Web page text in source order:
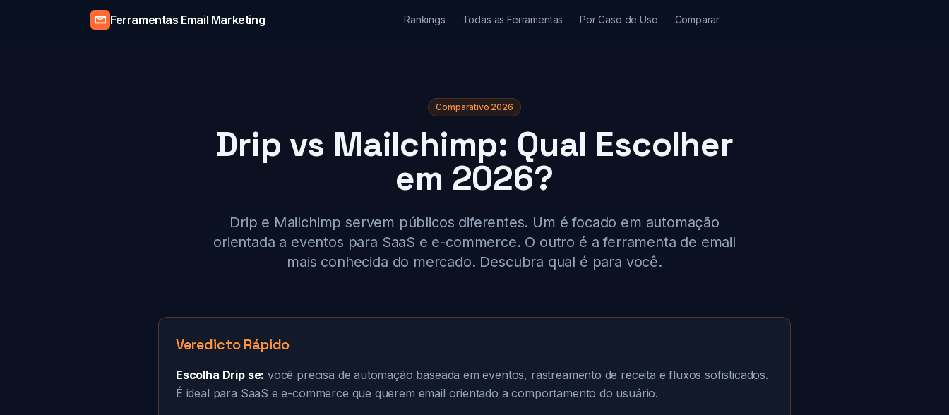
Ferramentas Email Marketing Rankings Todas as Ferramentas Por Caso de Uso Comparar
Comparativo 2026
Drip vs Mailchimp: Qual Escolher
em 2026?
Drip e Mailchimp servem públicos diferentes. Um é focado em automação
orientada a eventos para SaaS e e-commerce. O outro é a ferramenta de email
mais conhecida do mercado. Descubra qual é para você.
Veredicto Rápido
Escolha Drip se: você precisa de automação baseada em eventos, rastreamento de receita e fluxos sofisticados.
É ideal para SaaS e e-commerce que querem email orientado a comportamento do usuário.